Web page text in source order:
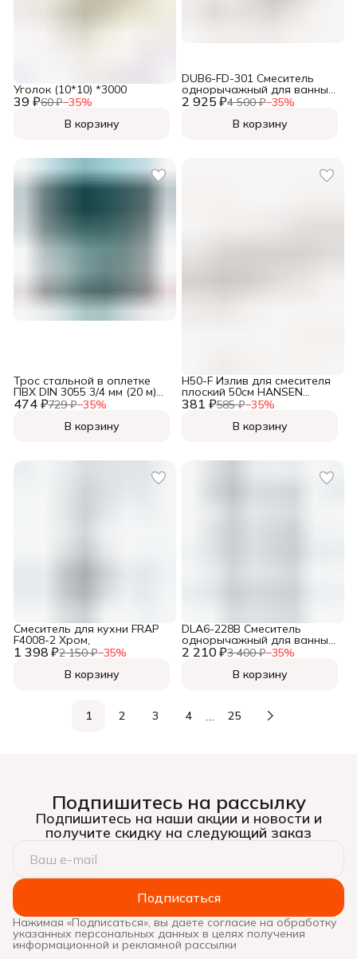
39 ₽60 ₽−35%
Уголок (10*10) *3000
В корзину
2 925 ₽4 500 ₽−35%
DUB6-FD-301 Смеситель
однорычажный для ванны (
картридж Ø 35 мм)
В корзину
474 ₽729 ₽−35%
Трос стальной в оплетке
ПВХ DIN 3055 3/4 мм (20 м)
Фасовка
В корзину
381 ₽585 ₽−35%
H50-F Излив для смесителя
плоский 50см HANSEN
(90/1шт), h50f
В корзину
1 398 ₽2 150 ₽−35%
Смеситель для кухни FRAP
F4008-2 Хром,
В корзину
2 210 ₽3 400 ₽−35%
DLA6-228B Смеситель
однорычажный для ванны с
изливом 30см (картридж 0
В корзину
1 2 3 4 25
Подпишитесь на рассылку
Подпишитесь на наши акции и новости и
получите скидку на следующий заказ
Подписаться
Нажимая «Подписаться», вы даете согласие на обработку
указанных персональных данных в целях получения
информационной и рекламной рассылки